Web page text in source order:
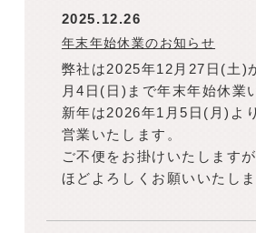
2025.12.26
年末年始休業のお知らせ
弊社は2025年12月27日(土)
月4日(日)まで年末年始休業
新年は2026年1月5日(月)よ
営業いたします。
ご不便をお掛けいたします
ほどよろしくお願いいたしま